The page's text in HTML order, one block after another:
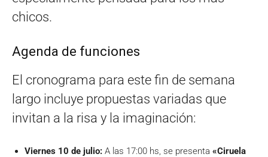
chicos.
Agenda de funciones
El cronograma para este fin de semana
largo incluye propuestas variadas que
invitan a la risa y la imaginación:
Viernes 10 de julio: A las 17:00 hs, se presenta «Ciruela